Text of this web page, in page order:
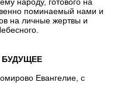
поминаемый нами и
на личные жертвы и
Евангелие, с